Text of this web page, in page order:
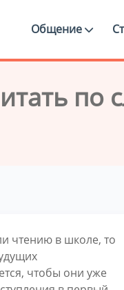
Общение
по
чтению в школе, то
чтобы они уже